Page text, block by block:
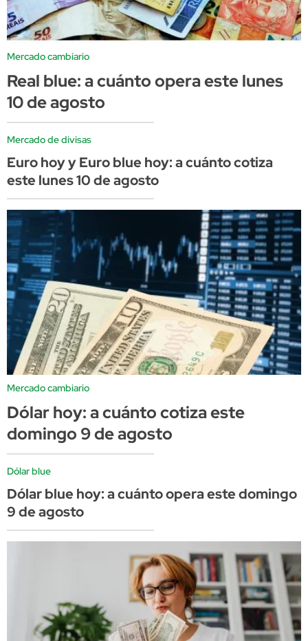
Mercado cambiario
Real blue: a cuánto opera este lunes
10 de agosto
Mercado de divisas
Euro hoy y Euro blue hoy: a cuánto cotiza
este lunes 10 de agosto
Mercado cambiario
Dólar hoy: a cuánto cotiza este
domingo 9 de agosto
Dólar blue
Dólar blue hoy: a cuánto opera este domingo
9 de agosto